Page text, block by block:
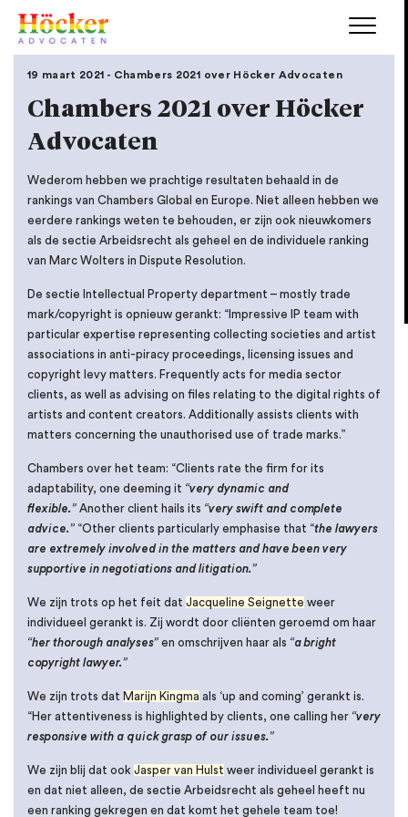
19 maart 2021 - Chambers 2021 over Höcker Advocaten
Chambers 2021 over Höcker
Advocaten
Wederom hebben we prachtige resultaten behaald in de
rankings van Chambers Global en Europe. Niet alleen hebben we
eerdere rankings weten te behouden, er zijn ook nieuwkomers
als de sectie Arbeidsrecht als geheel en de individuele ranking
van Marc Wolters in Dispute Resolution.
De sectie Intellectual Property department – mostly trade
mark/copyright is opnieuw gerankt: “Impressive IP team with
particular expertise representing collecting societies and artist
associations in anti-piracy proceedings, licensing issues and
copyright levy matters. Frequently acts for media sector
clients, as well as advising on files relating to the digital rights of
artists and content creators. Additionally assists clients with
matters concerning the unauthorised use of trade marks.”
Chambers over het team: “Clients rate the firm for its
adaptability, one deeming it “very dynamic and
flexible.” Another client hails its “very swift and complete
advice.” “Other clients particularly emphasise that “the lawyers
are extremely involved in the matters and have been very
supportive in negotiations and litigation.”
We zijn trots op het feit dat Jacqueline Seignette weer
individueel gerankt is. Zij wordt door cliënten geroemd om haar
“her thorough analyses” en omschrijven haar als “a bright
copyright lawyer.”
We zijn trots dat Marijn Kingma als ‘up and coming’ gerankt is.
“Her attentiveness is highlighted by clients, one calling her “very
responsive with a quick grasp of our issues.”
We zijn blij dat ook Jasper van Hulst weer individueel gerankt is
en dat niet alleen, de sectie Arbeidsrecht als geheel heeft nu
een ranking gekregen en dat komt het gehele team toe!